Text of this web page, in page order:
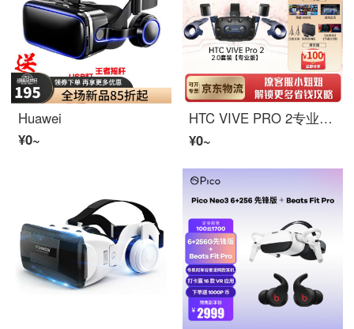
Huawei
¥0~
HTC VIVE PRO 2专业版单赫尔梅特斯图网VR Megane 5 K 120度视野角3 D游戏赫尔梅特2 QAL 100 Pro 2 2.0丝茨【专业版】
¥0~